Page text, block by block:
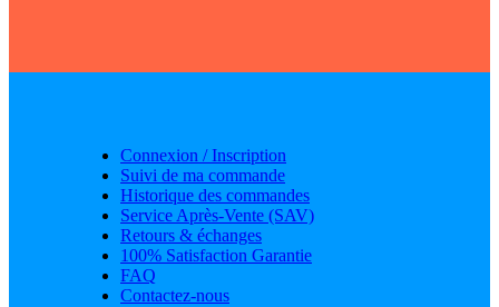
Connexion / Inscription
Suivi de ma commande
Historique des commandes
Service Après-Vente (SAV)
Retours & échanges
100% Satisfaction Garantie
FAQ
Contactez-nous